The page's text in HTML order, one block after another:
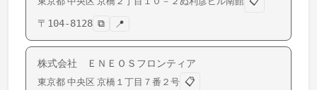
〒 104-8128 ⧉ 📍
株式会社 ＥＮＥＯＳフロンティア
東京都 中央区 京橋 １丁目７番２号 📋